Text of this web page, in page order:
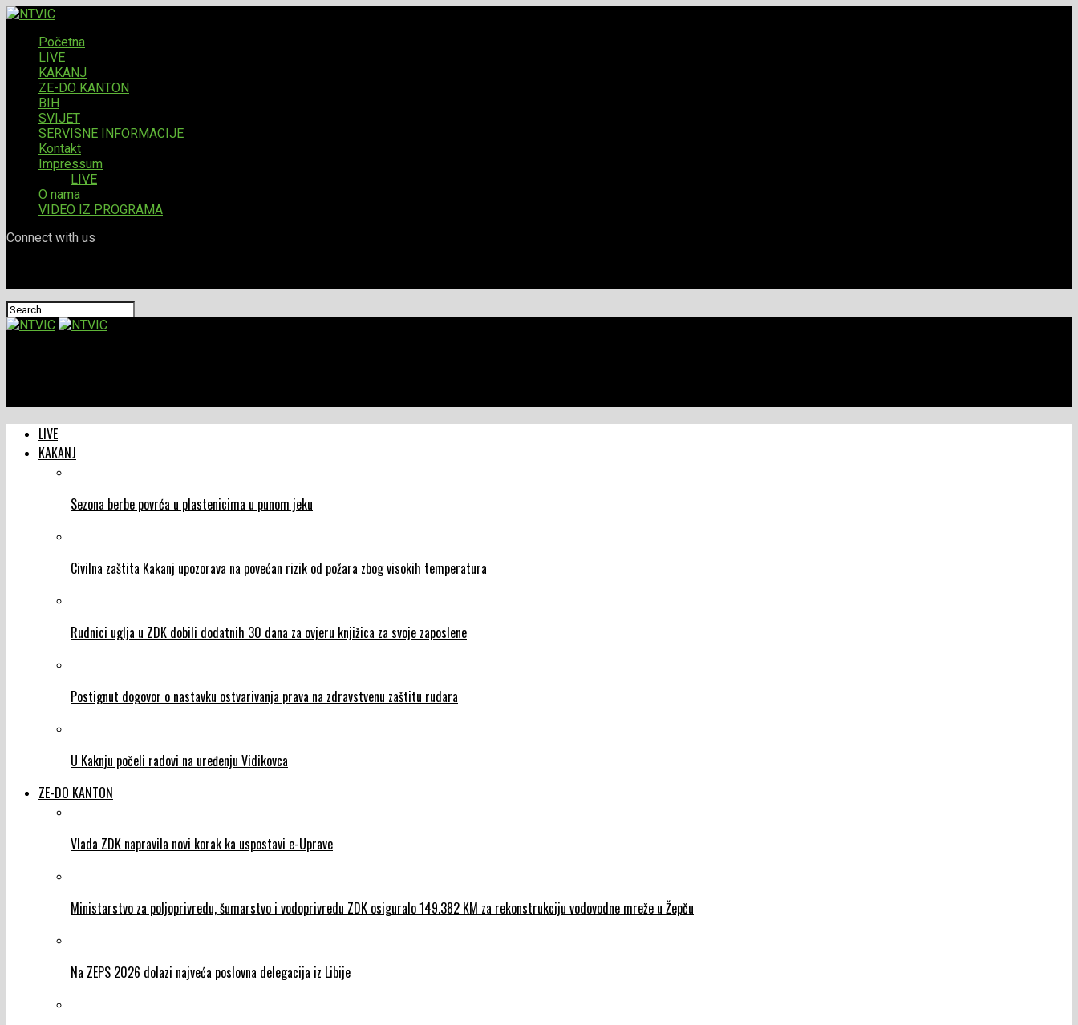
Početna
LIVE
KAKANJ
ZE-DO KANTON
BIH
SVIJET
SERVISNE INFORMACIJE
Kontakt
Impressum
LIVE
O nama
VIDEO IZ PROGRAMA
Connect with us
LIVE
KAKANJ
Sezona berbe povrća u plastenicima u punom jeku
Civilna zaštita Kakanj upozorava na povećan rizik od požara zbog visokih temperatura
Rudnici uglja u ZDK dobili dodatnih 30 dana za ovjeru knjižica za svoje zaposlene
Postignut dogovor o nastavku ostvarivanja prava na zdravstvenu zaštitu rudara
U Kaknju počeli radovi na uređenju Vidikovca
ZE-DO KANTON
Vlada ZDK napravila novi korak ka uspostavi e-Uprave
Ministarstvo za poljoprivredu, šumarstvo i vodoprivredu ZDK osiguralo 149.382 KM za rekonstrukciju vodovodne mreže u Žepču
Na ZEPS 2026 dolazi najveća poslovna delegacija iz Libije